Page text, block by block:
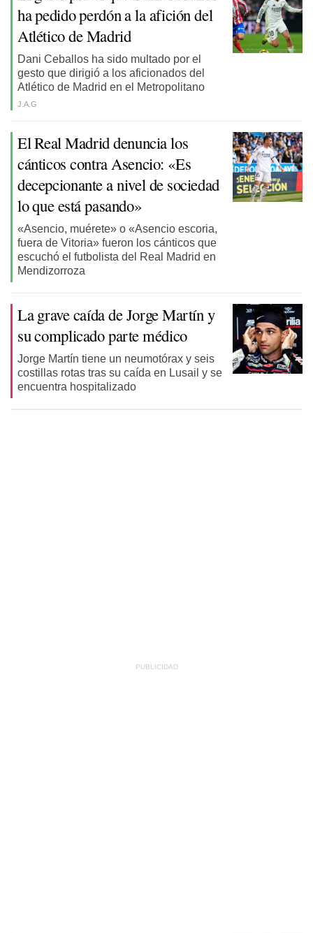
ha pedido perdón a la afición del
Atlético de Madrid
Dani Ceballos ha sido multado por el
gesto que dirigió a los aficionados del
Atlético de Madrid en el Metropolitano
J.A.G
El Real Madrid denuncia los
cánticos contra Asencio: «Es
decepcionante a nivel de sociedad
lo que está pasando»
«Asencio, muérete» o «Asencio escoria,
fuera de Vitoria» fueron los cánticos que
escuchó el futbolista del Real Madrid en
Mendizorroza
La grave caída de Jorge Martín y
su complicado parte médico
Jorge Martín tiene un neumotórax y seis
costillas rotas tras su caída en Lusail y se
encuentra hospitalizado